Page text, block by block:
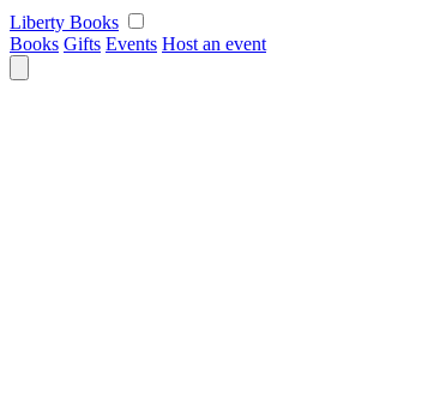
Skip
to
content
Liberty Books
Books Gifts Events Host an event